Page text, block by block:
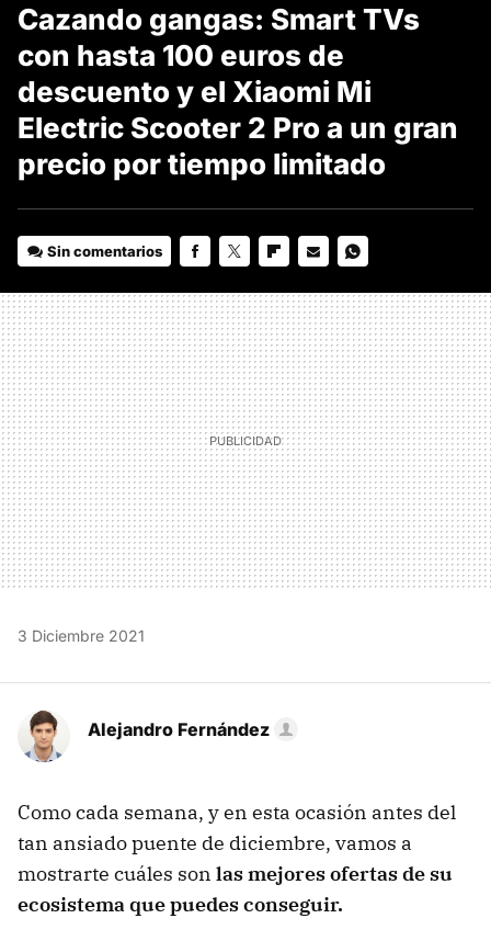
Cazando gangas: Smart TVs
con hasta 100 euros de
descuento y el Xiaomi Mi
Electric Scooter 2 Pro a un gran
precio por tiempo limitado
Sin comentarios
MAIL
3 Diciembre 2021
Alejandro Fernández
Como cada semana, y en esta ocasión antes del
tan ansiado puente de diciembre, vamos a
mostrarte cuáles son las mejores ofertas de su
ecosistema que puedes conseguir.